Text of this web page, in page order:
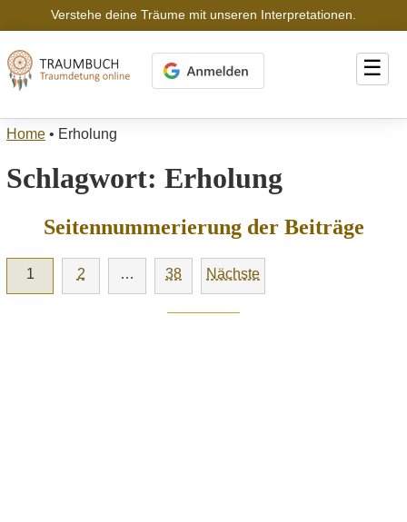
Verstehe deine Träume mit unseren Interpretationen.
☰
Home • Erholung
Schlagwort: Erholung
Seitennummerierung der Beiträge
1 2 … 38 Nächste